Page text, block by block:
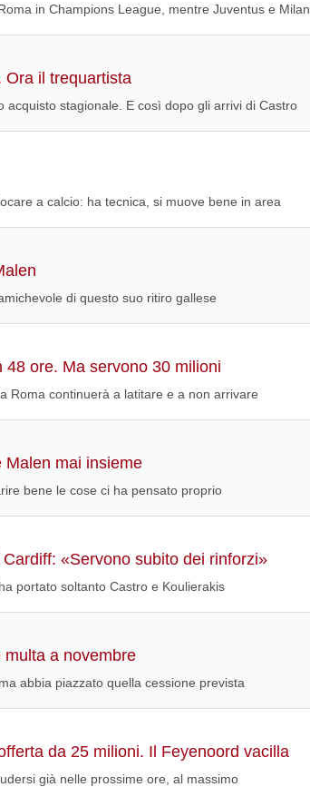
in Champions League, mentre Juventus e Milan
Ora il trequartista
stagionale. E così dopo gli arrivi di Castro
a calcio: ha tecnica, si muove bene in area
di questo suo ritiro gallese
ore. Ma servono 30 milioni
Roma continuerà a latitare e a non arrivare
Malen mai insieme
bene le cose ci ha pensato proprio
«Servono subito dei rinforzi»
portato soltanto Castro e Koulierakis
multa a novembre
abbia piazzato quella cessione prevista
da 25 milioni. Il Feyenoord vacilla
già nelle prossime ore, al massimo